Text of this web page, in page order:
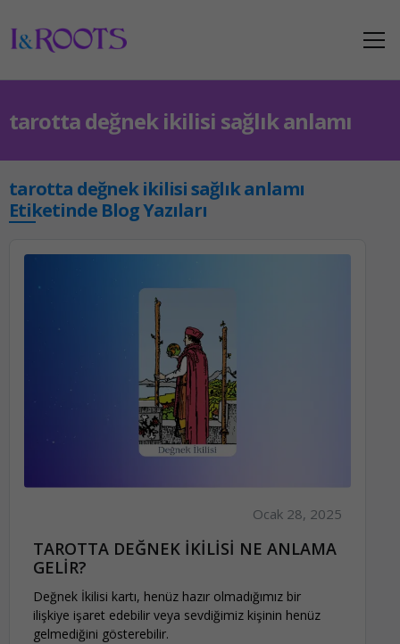
tarotta değnek ikilisi sağlık anlamı
tarotta değnek ikilisi sağlık anlamı
Etiketinde Blog Yazıları
Ocak 28, 2025
TAROTTA DEĞNEK İKİLİSİ NE ANLAMA
GELİR?
Değnek İkilisi kartı, henüz hazır olmadığımız bir
ilişkiye işaret edebilir veya sevdiğimiz kişinin henüz
gelmediğini gösterebilir.